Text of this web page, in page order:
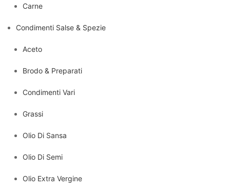
Carne
Condimenti Salse & Spezie
Aceto
Brodo & Preparati
Condimenti Vari
Grassi
Olio Di Sansa
Olio Di Semi
Olio Extra Vergine